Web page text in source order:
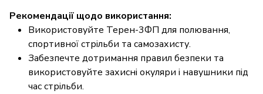
Рекомендації щодо використання:
Використовуйте Терен-3ФП для полювання,
спортивної стрільби та самозахисту.
Забезпечте дотримання правил безпеки та
використовуйте захисні окуляри і навушники під
час стрільби.